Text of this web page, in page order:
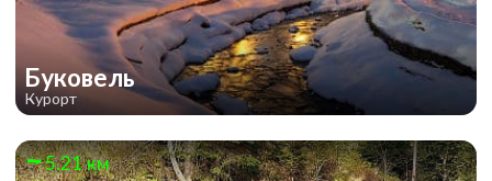
Буковель
Курорт
5.21 км